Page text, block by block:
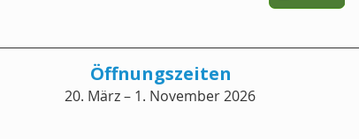
Öffnungszeiten
20. März – 1. November 2026